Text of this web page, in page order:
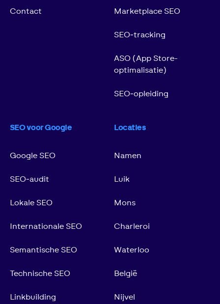
Contact Marketplace SEO
SEO‑tracking
ASO (App Store-
optimalisatie)
SEO‑opleiding
SEO voor Google
Google SEO
SEO‑audit
Lokale SEO
Internationale SEO
Semantische SEO
Technische SEO
Linkbuilding
Locaties
Namen
Luik
Mons
Charleroi
Waterloo
België
Nijvel